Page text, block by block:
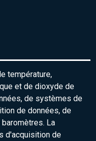
température,
et de dioxyde de
de systèmes de
de données, de
La
d'acquisition de